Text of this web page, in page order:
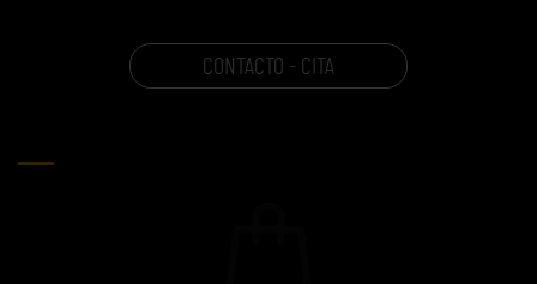
CONTACTO - CITA